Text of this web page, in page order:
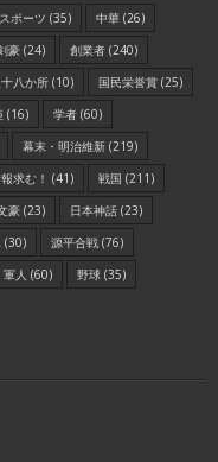
スポーツ (35) 中華 (26)
豪 (24) 創業者 (240)
八か所 (10) 国民栄誉賞 (25)
(16) 学者 (60)
幕末・明治維新 (219)
求む！ (41) 戦国 (211)
豪 (23) 日本神話 (23)
(30) 源平合戦 (76)
軍人 (60) 野球 (35)